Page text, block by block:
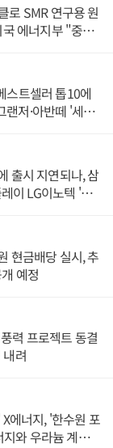
로 SMR 연구용 원
에너지부 "중요
스트셀러 톱10에
랜저·아반떼 '세단
출시 지연되나, 삼
이 LG이노텍 '탈
현금배당 실시, 추
예정
력 프로젝트 동결
려
에너지, '한수원 포
와 우라늄 계약